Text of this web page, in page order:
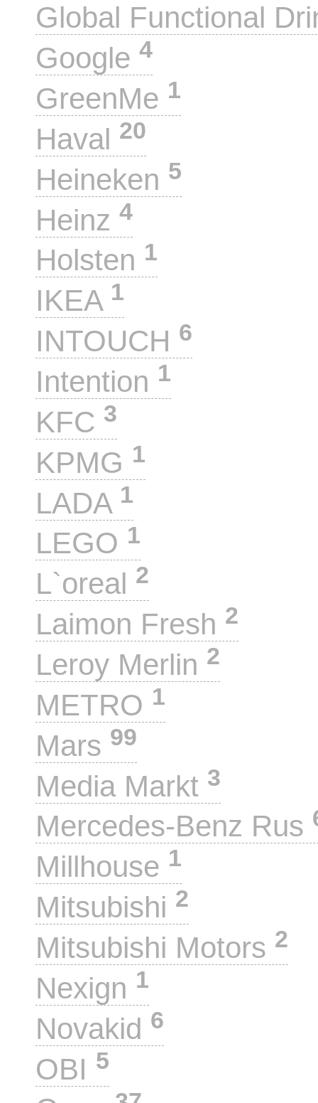
Global Functional
Google 4
GreenMe 1
Haval 20
Heineken 5
Heinz 4
Holsten 1
IKEA 1
INTOUCH 6
Intention 1
KFC 3
KPMG 1
LADA 1
LEGO 1
L`oreal 2
Laimon Fresh 2
Leroy Merlin 2
METRO 1
Mars 99
Media Markt 3
Mercedes-Benz Rus
Millhouse 1
Mitsubishi 2
Mitsubishi Motors 2
Nexign 1
Novakid 6
OBI 5